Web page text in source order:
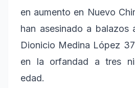
en aumento en Nuevo
han asesinado a balazos
Dionicio Medina López
en la orfandad a tres
edad.